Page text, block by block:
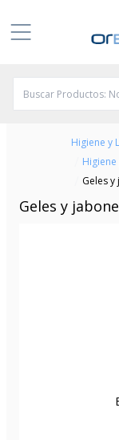
Higiene y
Geles y
Geles y